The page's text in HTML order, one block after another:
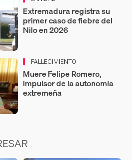
Extremadura registra su
primer caso de fiebre del
Nilo en 2026
FALLECIMIENTO
Muere Felipe Romero,
impulsor de la autonomía
extremeña